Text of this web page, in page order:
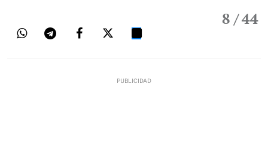
8 / 44